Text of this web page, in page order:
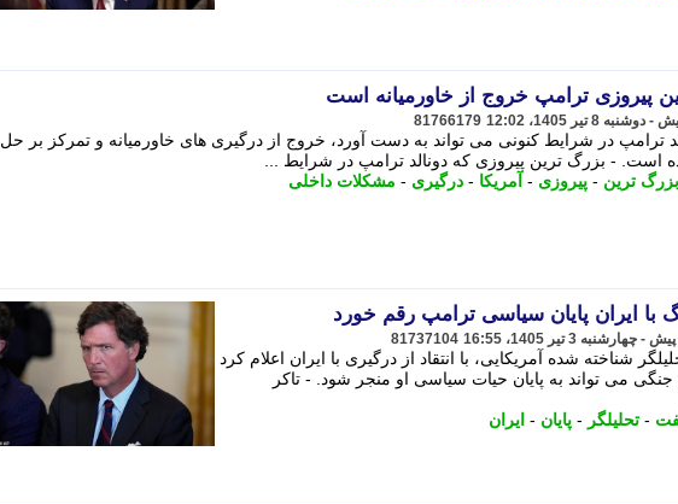
پیروزی ترامپ خروج از خاورمیانه است
81766179
ترامپ در شرایط کنونی می تواند به دست آورد، خروج از درگیری های خاورمیانه و تمرکز بر حل
است. - بزرگ ترین پیروزی که دونالد ترامپ در شرایط ...
بزرگ ترین - پیروزی - آمریکا - درگیری - مشکلات داخلی
با ایران پایان سیاسی ترامپ رقم خورد
81737104
شناخته شده آمریکایی، با انتقاد از درگیری با ایران اعلام کرد
می تواند به پایان حیات سیاسی او منجر شود. - تاکر
- تحلیلگر - پایان - ایران